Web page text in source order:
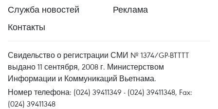
Служба новостей
Реклама
Контакты
Свидельство о регистрации СМИ № 1374/GP-BTTTT
выдано 11 сентября, 2008 г. Министерством
Информации и Коммуникаций Вьетнама.
Номер телефона: (024) 39411349 - (024) 39411348, Fax:
(024) 39411348